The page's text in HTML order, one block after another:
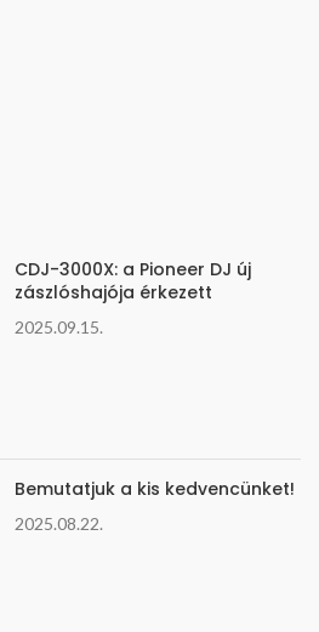
CDJ-3000X: a Pioneer DJ új
zászlóshajója érkezett
2025.09.15.
Bemutatjuk a kis kedvencünket!
2025.08.22.